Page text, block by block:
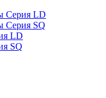
Серия LD
Серия SQ
LD
SQ